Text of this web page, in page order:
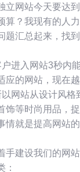
立网站今天要达
算？我现有的人
汇总起来，找到
进入网站3秒内能
的网站，现在
网站从设计风
等时尚用品，
就是提高网站
手建设我们的网
：